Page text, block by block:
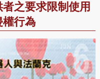
之要求限制使用
權行為